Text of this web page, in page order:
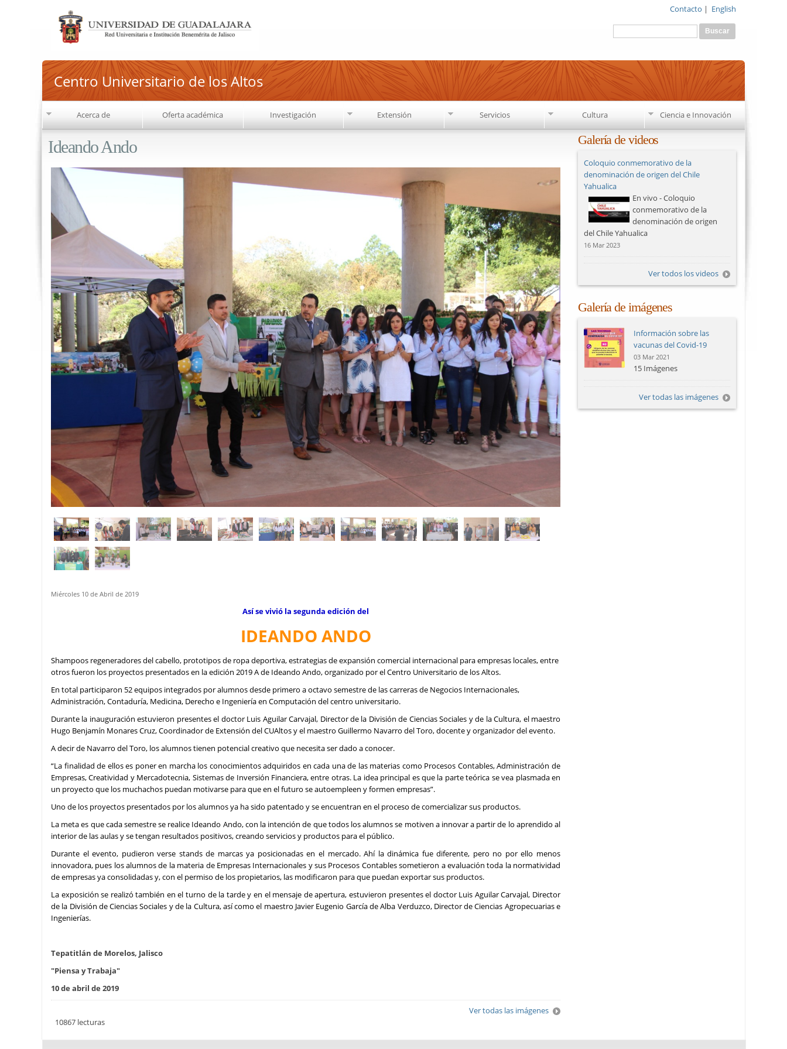
Contacto | English
Formulario de búsqueda
Centro Universitario de los Altos
Acerca de Oferta académica Investigación Extensión Servicios Cultura Ciencia e Innovación
Ideando Ando
Miércoles 10 de Abril de 2019
Así se vivió la segunda edición del
IDEANDO ANDO
Shampoos regeneradores del cabello, prototipos de ropa deportiva, estrategias de expansión comercial internacional para empresas locales, entre
otros fueron los proyectos presentados en la edición 2019 A de Ideando Ando, organizado por el Centro Universitario de los Altos.
En total participaron 52 equipos integrados por alumnos desde primero a octavo semestre de las carreras de Negocios Internacionales,
Administración, Contaduría, Medicina, Derecho e Ingeniería en Computación del centro universitario.
Durante la inauguración estuvieron presentes el doctor Luis Aguilar Carvajal, Director de la División de Ciencias Sociales y de la Cultura, el maestro
Hugo Benjamín Monares Cruz, Coordinador de Extensión del CUAltos y el maestro Guillermo Navarro del Toro, docente y organizador del evento.
A decir de Navarro del Toro, los alumnos tienen potencial creativo que necesita ser dado a conocer.
“La finalidad de ellos es poner en marcha los conocimientos adquiridos en cada una de las materias como Procesos Contables, Administración de
Empresas, Creatividad y Mercadotecnia, Sistemas de Inversión Financiera, entre otras. La idea principal es que la parte teórica se vea plasmada en
un proyecto que los muchachos puedan motivarse para que en el futuro se autoempleen y formen empresas”.
Uno de los proyectos presentados por los alumnos ya ha sido patentado y se encuentran en el proceso de comercializar sus productos.
La meta es que cada semestre se realice Ideando Ando, con la intención de que todos los alumnos se motiven a innovar a partir de lo aprendido al
interior de las aulas y se tengan resultados positivos, creando servicios y productos para el público.
Durante el evento, pudieron verse stands de marcas ya posicionadas en el mercado. Ahí la dinámica fue diferente, pero no por ello menos
innovadora, pues los alumnos de la materia de Empresas Internacionales y sus Procesos Contables sometieron a evaluación toda la normatividad
de empresas ya consolidadas y, con el permiso de los propietarios, las modificaron para que puedan exportar sus productos.
La exposición se realizó también en el turno de la tarde y en el mensaje de apertura, estuvieron presentes el doctor Luis Aguilar Carvajal, Director
de la División de Ciencias Sociales y de la Cultura, así como el maestro Javier Eugenio García de Alba Verduzco, Director de Ciencias Agropecuarias e
Ingenierías.
Tepatitlán de Morelos, Jalisco
"Piensa y Trabaja"
10 de abril de 2019
Ver todas las imágenes
10867 lecturas
Galería de videos
Coloquio conmemorativo de la
denominación de origen del Chile
Yahualica
En vivo - Coloquio
conmemorativo de la
denominación de origen
del Chile Yahualica
16 Mar 2023
Ver todos los videos
Galería de imágenes
Información sobre las
vacunas del Covid-19
03 Mar 2021
15 Imágenes
Ver todas las imágenes